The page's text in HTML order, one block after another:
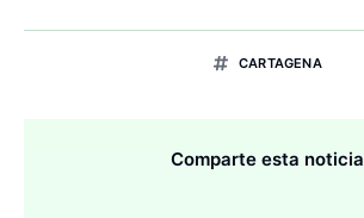
CARTAGENA
Comparte esta noticia